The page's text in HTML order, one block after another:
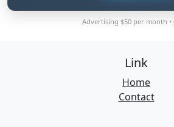
Advertising $50 per month •
Link
Home
Contact